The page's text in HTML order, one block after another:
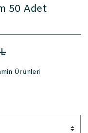
50 Adet
Ürünleri